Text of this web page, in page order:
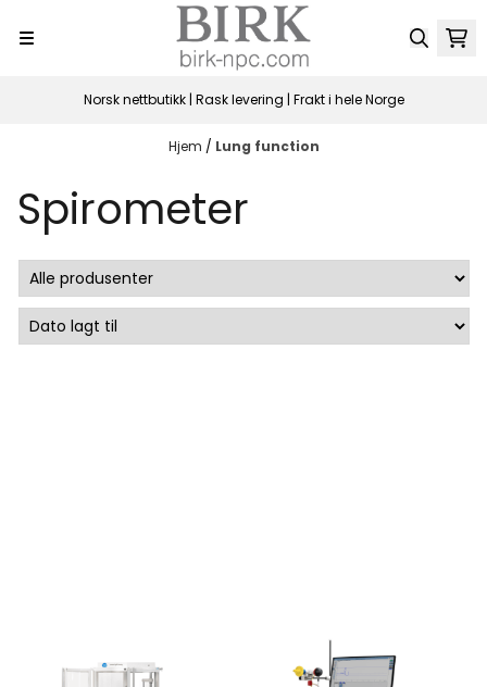
Norsk nettbutikk | Rask levering | Frakt i hele Norge
Hjem / Lung function
Spirometer